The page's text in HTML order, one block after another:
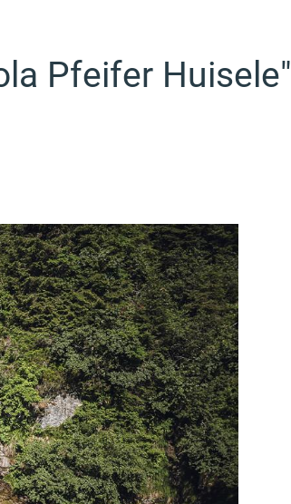
Pfeifer Huisele"